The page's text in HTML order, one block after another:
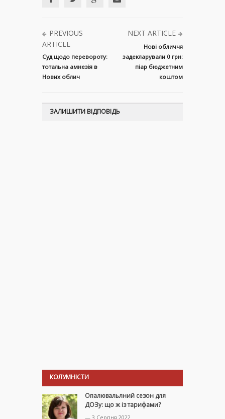
PREVIOUS
ARTICLE
Суд щодо перевороту:
тотальна амнезія в
Нових облич
NEXT ARTICLE
Нові обличчя
задекларували 0 грн:
піар бюджетним
коштом
ЗАЛИШИТИ ВІДПОВІДЬ
КОЛУМНІСТИ
Опалювальлний сезон для
ДОЗу: що ж із тарифами?
— 3 Серпня 2022